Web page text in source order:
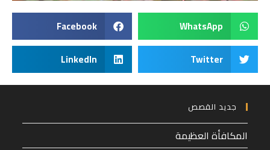
WhatsApp
Facebook
Twitter
LinkedIn
جديد القصص
المكافأة العظيمة